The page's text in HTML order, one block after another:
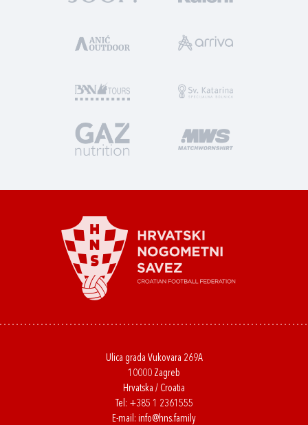
Ulica grada Vukovara 269A
10000 Zagreb
Hrvatska / Croatia
Tel: +385 1 2361555
E-mail: info@hns.family